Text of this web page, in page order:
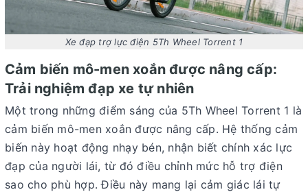
Xe đạp trợ lực điện 5Th Wheel Torrent 1
Cảm biến mô-men xoắn được nâng cấp:
Trải nghiệm đạp xe tự nhiên
Một trong những điểm sáng của 5Th Wheel Torrent 1 là
cảm biến mô-men xoắn được nâng cấp. Hệ thống cảm
biến này hoạt động nhạy bén, nhận biết chính xác lực
đạp của người lái, từ đó điều chỉnh mức hỗ trợ điện
sao cho phù hợp. Điều này mang lại cảm giác lái tự